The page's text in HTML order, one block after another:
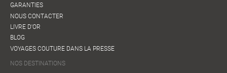
GARANTIES
NOUS CONTACTER
LIVRE D'OR
BLOG
VOYAGES COUTURE DANS LA PRESSE
NOS DESTINATIONS